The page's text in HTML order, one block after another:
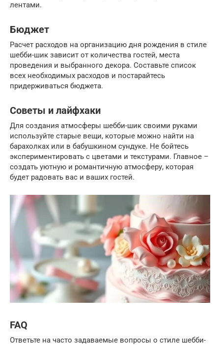
лентами.
Бюджет
Расчет расходов на организацию дня рождения в стиле
шебби-шик зависит от количества гостей, места
проведения и выбранного декора. Составьте список
всех необходимых расходов и постарайтесь
придерживаться бюджета.
Советы и лайфхаки
Для создания атмосферы шебби-шик своими руками
используйте старые вещи, которые можно найти на
барахолках или в бабушкином сундуке. Не бойтесь
экспериментировать с цветами и текстурами. Главное –
создать уютную и романтичную атмосферу, которая
будет радовать вас и ваших гостей.
FAQ
Ответьте на часто задаваемые вопросы о стиле шебби-